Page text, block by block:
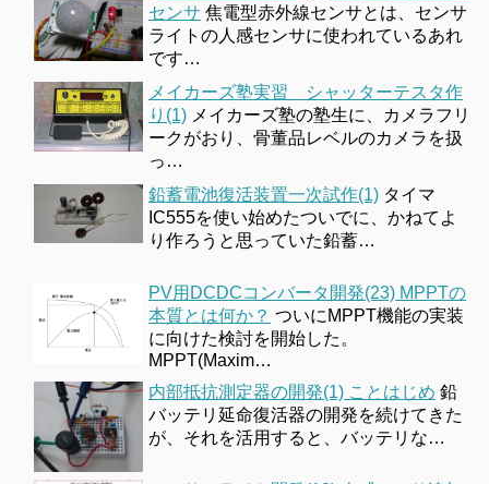
センサ 焦電型赤外線センサとは、センサ
ライトの人感センサに使われているあれ
です…
メイカーズ塾実習 シャッターテスタ作
り(1) メイカーズ塾の塾生に、カメラフリ
ークがおり、骨董品レベルのカメラを扱
っ…
鉛蓄電池復活装置一次試作(1) タイマ
IC555を使い始めたついでに、かねてよ
り作ろうと思っていた鉛蓄…
PV用DCDCコンバータ開発(23) MPPTの
本質とは何か？ ついにMPPT機能の実装
に向けた検討を開始した。
MPPT(Maxim…
内部抵抗測定器の開発(1) ことはじめ 鉛
バッテリ延命復活器の開発を続けてきた
が、それを活用すると、バッテリな…